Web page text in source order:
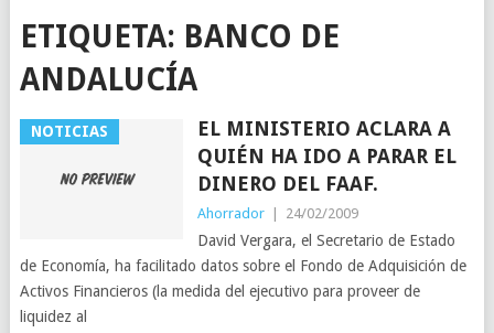
ETIQUETA: BANCO DE
ANDALUCÍA
NOTICIAS
EL MINISTERIO ACLARA A
QUIÉN HA IDO A PARAR EL
DINERO DEL FAAF.
Ahorrador 24/02/2009
David Vergara, el Secretario de Estado
de Economía, ha facilitado datos sobre el Fondo de Adquisición de
Activos Financieros (la medida del ejecutivo para proveer de
liquidez al